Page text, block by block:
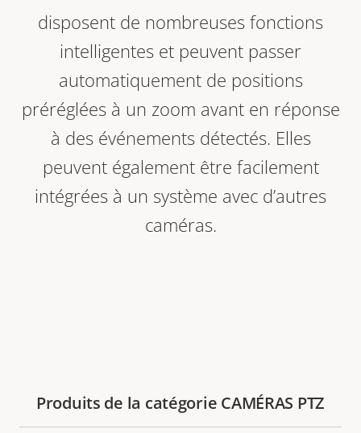
disposent de nombreuses fonctions
intelligentes et peuvent passer
automatiquement de positions
préréglées à un zoom avant en réponse
à des événements détectés. Elles
peuvent également être facilement
intégrées à un système avec d’autres
caméras.
Produits de la catégorie CAMÉRAS PTZ